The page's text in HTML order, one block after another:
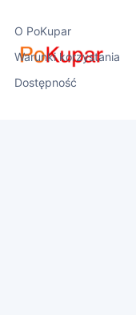
O PoKupar
Warunki korzystania
Dostępność